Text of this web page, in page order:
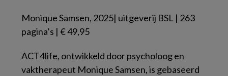
Monique Samsen, 2025| uitgeverij BSL | 263
pagina’s | € 49,95
ACT4life, ontwikkeld door psycholoog en
vaktherapeut Monique Samsen, is gebaseerd